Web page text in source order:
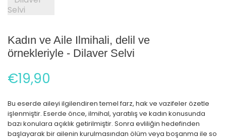
Kadın ve Aile Ilmihali, delil ve
örnekleriyle - Dilaver Selvi
€19,90
Bu eserde aileyi ilgilendiren temel farz, hak ve vazifeler özetle
işlenmiştir. Eserde önce, ilmihal, yaratılış ve kadın konusunda
bazı konulara açıklık getirilmiştir. Sonra evliliğin hedefinden
başlayarak bir ailenin kurulmasından ölüm veya boşanma ile so